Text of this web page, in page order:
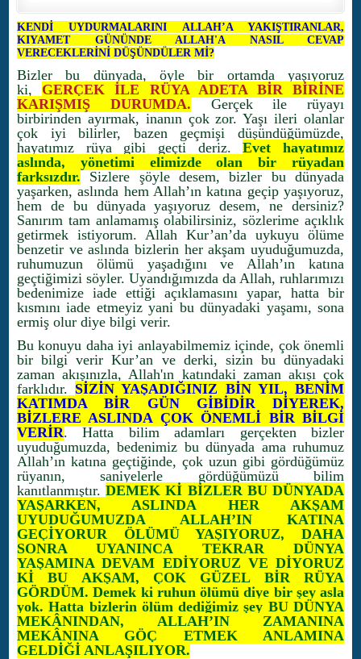
KENDİ UYDURMALARINI ALLAH’A YAKIŞTIRANLAR,
KIYAMET GÜNÜNDE ALLAH'A NASIL CEVAP
VERECEKLERİNİ DÜŞÜNDÜLER Mİ?
Bizler bu dünyada, öyle bir ortamda yaşıyoruz
ki, GERÇEK İLE RÜYA ADETA BİR BİRİNE
KARIŞMIŞ DURUMDA. Gerçek ile rüyayı
birbirinden ayırmak, inanın çok zor. Yaşı ileri olanlar
çok iyi bilirler, bazen geçmişi düşündüğümüzde,
hayatımız rüya gibi geçti deriz.Evet hayatımız
aslında, yönetimi elimizde olan bir rüyadan
farksızdır. Sizlere şöyle desem, bizler bu dünyada
yaşarken, aslında hem Allah’ın katına geçip yaşıyoruz,
hem de bu dünyada yaşıyoruz desem, ne dersiniz?
Sanırım tam anlamamış olabilirsiniz, sözlerime açıklık
getirmek istiyorum. Allah Kur’an’da uykuyu ölüme
benzetir ve aslında bizlerin her akşam uyuduğumuzda,
ruhumuzun ölümü yaşadığını ve Allah’ın katına
geçtiğimizi söyler. Uyandığımızda da Allah, ruhlarımızı
bedenimize iade ettiği açıklamasını yapar, hatta bir
kısmını iade etmeyiz yani bu dünyadaki yaşamı, sona
ermiş olur diye bilgi verir.
Bu konuyu daha iyi anlayabilmemiz içinde, çok önemli
bir bilgi verir Kur’an ve derki, sizin bu dünyadaki
zaman akışınızla, Allah'ın katındaki zaman akışı çok
farklıdır. SİZİN YAŞADIĞINIZ BİN YIL, BENİM
KATIMDA BİR GÜN GİBİDİR DİYEREK,
BİZLERE ASLINDA ÇOK ÖNEMLİ BİR BİLGİ
VERİR. Hatta bilim adamları gerçekten bizler
uyuduğumuzda, bedenimiz bu dünyada ama ruhumuz
Allah’ın katına geçtiğinde, çok uzun gibi gördüğümüz
rüyanın, saniyelerle gördüğümüzü bilim
kanıtlanmıştır.DEMEK Kİ BİZLER BU DÜNYADA
YAŞARKEN, ASLINDA HER AKŞAM
UYUDUĞUMUZDA ALLAH’IN KATINA
GEÇİYORUR ÖLÜMÜ YAŞIYORUZ, DAHA
SONRA UYANINCA TEKRAR DÜNYA
YAŞAMINA DEVAM EDİYORUZ VE DİYORUZ
Kİ BU AKŞAM, ÇOK GÜZEL BİR RÜYA
GÖRDÜM. Demek ki ruhun ölümü diye bir şey asla
yok. Hatta bizlerin ölüm dediğimiz şey BU DÜNYA
MEKÂNINDAN, ALLAH’IN ZAMANINA
MEKÂNINA GÖÇ ETMEK ANLAMINA
GELDİĞİ ANLAŞILIYOR.